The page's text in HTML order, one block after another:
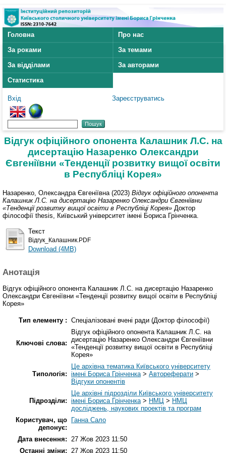
Головна
Про нас
За роками
За темами
За відділами
За авторами
Статистика
Вхід Зареєструватись
Відгук офіційного опонента Калашник Л.С. на
дисертацію Назаренко Олександри
Євгеніївни «Тенденції розвитку вищої освіти
в Республіці Корея»
Назаренко, Олександра Євгеніївна (2023) Відгук офіційного опонента
Калашник Л.С. на дисертацію Назаренко Олександри Євгеніївни
«Тенденції розвитку вищої освіти в Республіці Корея» Доктор
філософії thesis, Київський університет імені Бориса Грінченка.
Текст
Відгук_Калашник.PDF
Download (4MB)
Анотація
Відгук офіційного опонента Калашник Л.С. на дисертацію Назаренко
Олександри Євгеніївни «Тенденції розвитку вищої освіти в Республіці
Корея»
Тип елементу : Спеціалізовані вчені ради (Доктор філософії)
Ключові слова:
Відгук офіційного опонента Калашник Л.С. на
дисертацію Назаренко Олександри Євгеніївни
«Тенденції розвитку вищої освіти в Республіці
Корея»
Типологія:
Це архівна тематика Київського університету
імені Бориса Грінченка> Автореферати >
Відгуки опонентів
Підрозділи:
Це архівні підрозділи Київського університету
імені Бориса Грінченка> НМЦ > НМЦ
досліджень, наукових проектів та програм
Користувач, що
депонує:
Ганна Сало
Дата внесення: 27 Жов 2023 11:50
Останні зміни: 27 Жов 2023 11:50